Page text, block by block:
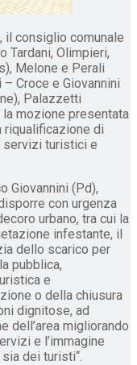
il consiglio comunale
Tardani, Olimpieri,
Melone e Perali
Croce e Giovannini
Palazzetti
mozione presentata
riqualificazione di
servizi turistici e
Giovannini (Pd),
con urgenza
urbano, tra cui la
infestante, il
dello scarico per
pubblica,
e
o della chiusura
dignitose, ad
dell’area migliorando
e l’immagine
dei turisti“.